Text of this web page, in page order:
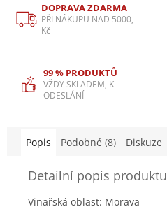
DOPRAVA ZDARMA
PŘI NÁKUPU NAD 5000,-
Kč
99 % PRODUKTŮ
VŽDY SKLADEM, K
ODESLÁNÍ
Popis Podobné (8) Diskuze
Detailní popis produktu
Vinařská oblast: Morava